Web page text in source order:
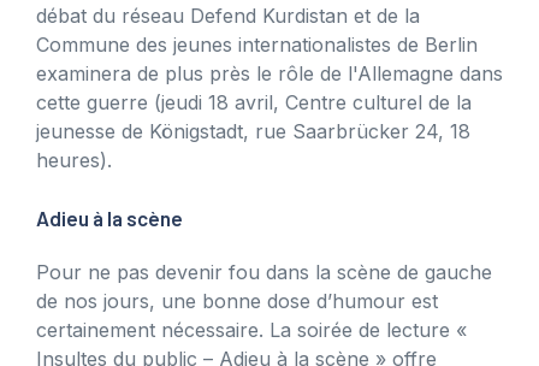
débat du réseau Defend Kurdistan et de la
Commune des jeunes internationalistes de Berlin
examinera de plus près le rôle de l'Allemagne dans
cette guerre (jeudi 18 avril, Centre culturel de la
jeunesse de Königstadt, rue Saarbrücker 24, 18
heures).
Adieu à la scène
Pour ne pas devenir fou dans la scène de gauche
de nos jours, une bonne dose d’humour est
certainement nécessaire. La soirée de lecture «
Insultes du public – Adieu à la scène » offre